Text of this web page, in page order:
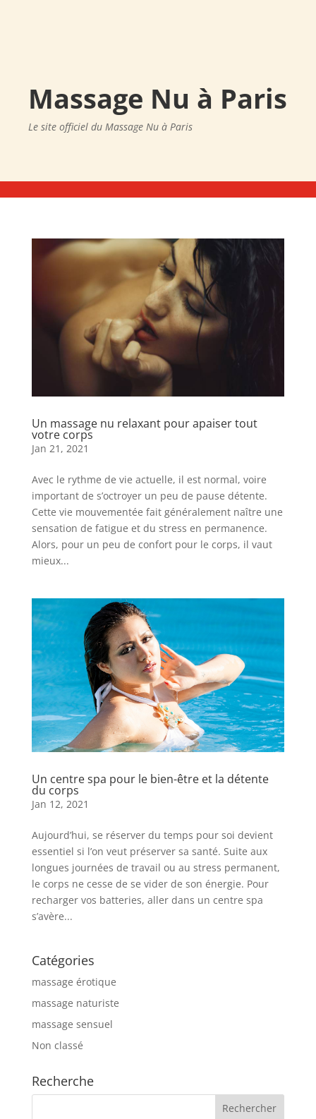
Massage Nu à Paris
Le site officiel du Massage Nu à Paris
Un massage nu relaxant pour apaiser tout
votre corps
Jan 21, 2021
Avec le rythme de vie actuelle, il est normal, voire
important de s’octroyer un peu de pause détente.
Cette vie mouvementée fait généralement naître une
sensation de fatigue et du stress en permanence.
Alors, pour un peu de confort pour le corps, il vaut
mieux...
Un centre spa pour le bien-être et la détente
du corps
Jan 12, 2021
Aujourd’hui, se réserver du temps pour soi devient
essentiel si l’on veut préserver sa santé. Suite aux
longues journées de travail ou au stress permanent,
le corps ne cesse de se vider de son énergie. Pour
recharger vos batteries, aller dans un centre spa
s’avère...
Catégories
massage érotique
massage naturiste
massage sensuel
Non classé
Recherche